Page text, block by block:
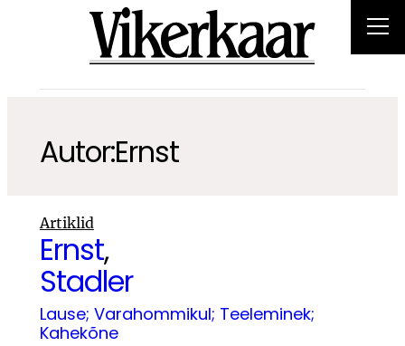
Autor:Ernst
Artiklid
Ernst,
Stadler
Lause; Varahommikul; Teeleminek;
Kahekõne